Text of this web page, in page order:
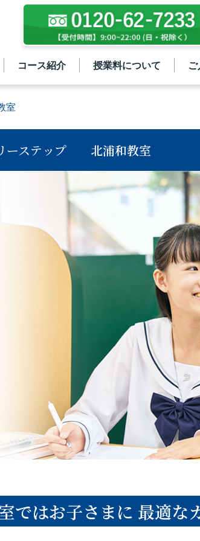
コース紹介 授業料について
室
ーステップ 北浦和教室
ではお子さまに 最適な